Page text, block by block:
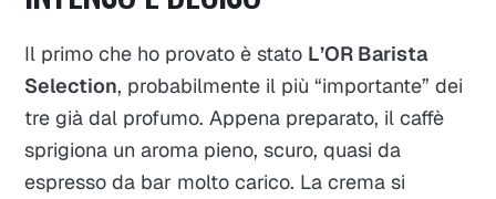
Il primo che ho provato è stato L’OR Barista
Selection, probabilmente il più “importante” dei
tre già dal profumo. Appena preparato, il caffè
sprigiona un aroma pieno, scuro, quasi da
espresso da bar molto carico. La crema si